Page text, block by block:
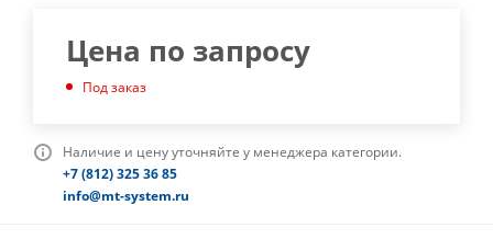
Цена по запросу
Под заказ
Наличие и цену уточняйте у менеджера категории.
+7 (812) 325 36 85
info@mt-system.ru